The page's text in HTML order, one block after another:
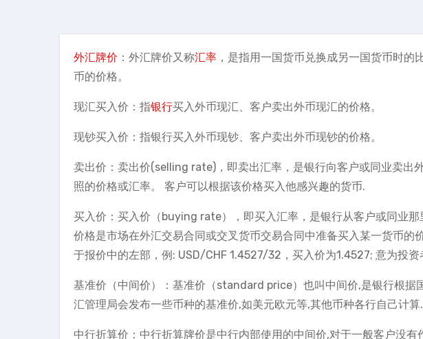
外汇牌价 ：外汇牌价又称汇率 ，是指用一国货币兑换成另一国货币时
币的价格。
现汇买入价：指银行买入外币现汇、客户卖出外币现汇的价格。
现钞买入价：指银行买入外币现钞、客户卖出外币现钞的价格。
卖出价：卖出价(selling rate)，即卖出汇率，是银行向客户或同业卖出
照的价格或汇率。 客户可以根据该价格买入他感兴趣的货币.
买入价：买入价（buying rate），即买入汇率，是银行从客户或同
价格是市场在外汇交易合同或交叉货币交易合同中准备买入某一货币的
于报价中的左部，例: USD/CHF 1.4527/32，买入价为1.4527; 意为投
基准价（中间价）：基准价（standard price）也叫中间价,是银行根据
汇管理局会发布一些币种的基准价,如美元欧元等,其他币种各行自己计
中行折算价：中行折算牌价是中行内部使用的中间价,对于一般客户没